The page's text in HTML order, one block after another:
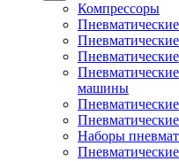
Компрессоры
машины
Наборы